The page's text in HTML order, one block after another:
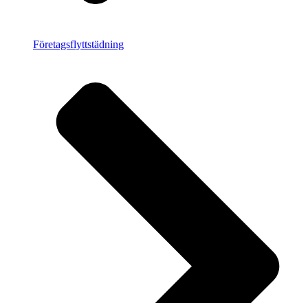
Företagsflyttstädning